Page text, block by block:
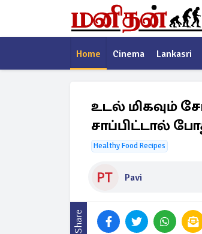
Home Cinema Lankasri
உடல் மிகவும்
சாப்பிட்டால்
Healthy Food Recipes
Pavi
Share